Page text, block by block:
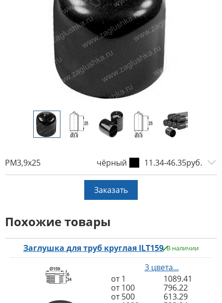
PM3,9x25 чёрный 11.34-46.35руб.
Заказать
Похожие товары
Заглушка для труб круглая ILT159 В наличии
3 цвета...
от 1
1089.41
от 100
796.22
от 500
613.29